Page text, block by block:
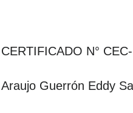
CERTIFICADO N°
Araujo Guerrón Eddy